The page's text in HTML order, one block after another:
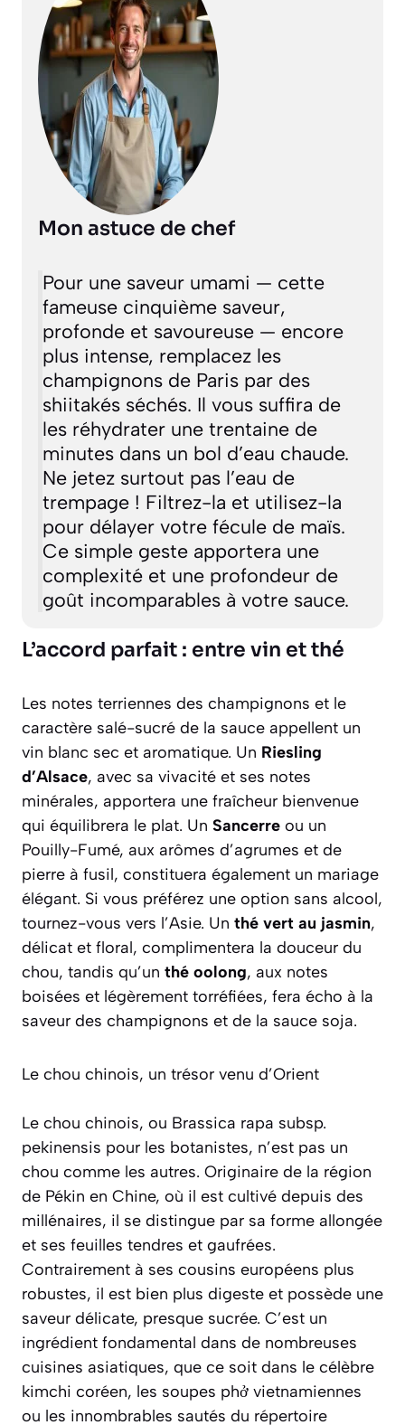
Mon astuce de chef
Pour une saveur umami — cette
fameuse cinquième saveur,
profonde et savoureuse— encore
plus intense, remplacez les
champignons de Paris par des
shiitakés séchés. Il vous suffira de
les réhydrater une trentaine de
minutes dans un bol d’eau chaude.
Ne jetez surtout pas l’eau de
trempage ! Filtrez-la et utilisez-la
pour délayer votre fécule de maïs.
Ce simple geste apportera une
complexité et une profondeur de
goût incomparables à votre sauce.
L’accord parfait : entre vin et thé
Les notes terriennes des champignons et le
caractère salé-sucré de la sauce appellent un
vin blanc sec et aromatique. Un Riesling
d’Alsace, avec sa vivacité et ses notes
minérales, apportera une fraîcheur bienvenue
qui équilibrera le plat. Un Sancerre ou un
Pouilly-Fumé, aux arômes d’agrumes et de
pierre à fusil, constituera également un mariage
élégant. Si vous préférez une option sans alcool,
tournez-vous vers l’Asie. Un thé vert au jasmin,
délicat et floral, complimentera la douceur du
chou, tandis qu’un thé oolong, aux notes
boisées et légèrement torréfiées, fera écho à la
saveur des champignons et de la sauce soja.
Le chou chinois, un trésor venu d’Orient
Le chou chinois, ou Brassica rapa subsp.
pekinensis pour les botanistes, n’est pas un
chou comme les autres. Originaire de la région
de Pékin en Chine, où il est cultivé depuis des
millénaires, il se distingue par sa forme allongée
et ses feuilles tendres et gaufrées.
Contrairement à ses cousins européens plus
robustes, il est bien plus digeste et possède une
saveur délicate, presque sucrée. C’est un
ingrédient fondamental dans de nombreuses
cuisines asiatiques, que ce soit dans le célèbre
kimchi coréen, les soupes phở vietnamiennes
ou les innombrables sautés du répertoire